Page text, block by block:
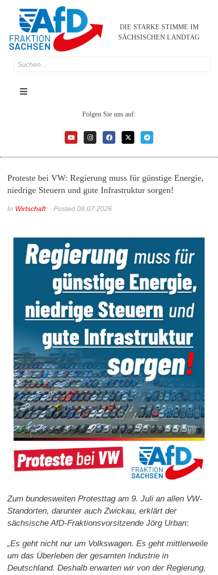
DIE STARKE STIMME IM
SÄCHSISCHEN LANDTAG
Folgen Sie uns auf:
Proteste bei VW: Regierung muss für günstige Energie,
niedrige Steuern und gute Infrastruktur sorgen!
In Wirtschaft Posted 08.07.2026
Zum bundesweiten Protesttag am 9. Juli an allen VW-
Standorten, darunter auch Zwickau, erklärt der
sächsische AfD-Fraktionsvorsitzende Jörg Urban:
„Es geht nicht nur um Volkswagen. Es geht mittlerweile
um das Überleben der gesamten Industrie in
Deutschland. Deshalb erwarten wir von der Regierung,